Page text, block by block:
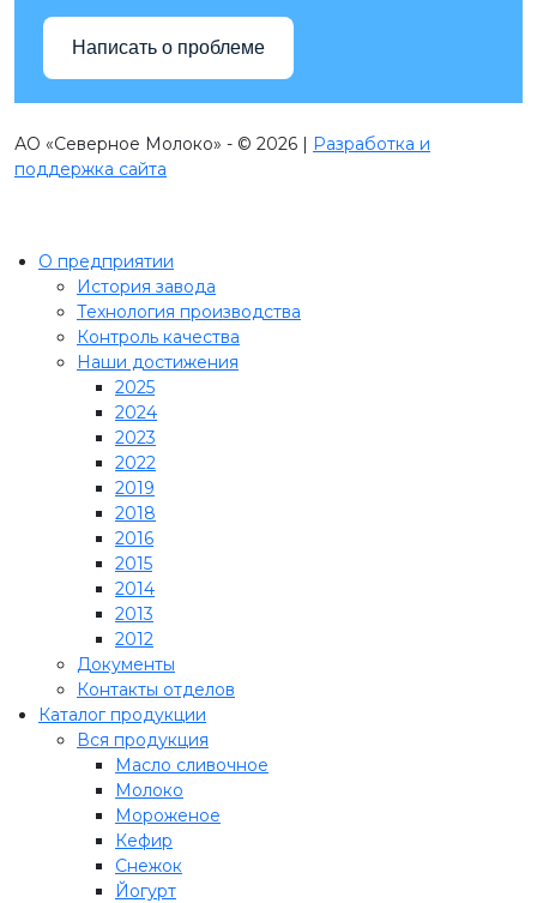
Написать о проблеме
АО «Северное Молоко» - © 2026 | Разработка и
поддержка сайта
О предприятии
История завода
Технология производства
Контроль качества
Наши достижения
2025
2024
2023
2022
2019
2018
2016
2015
2014
2013
2012
Документы
Контакты отделов
Каталог продукции
Вся продукция
Масло сливочное
Молоко
Мороженое
Кефир
Снежок
Йогурт